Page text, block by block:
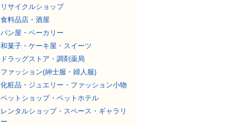
リサイクルショップ
食料品店・酒屋
パン屋・ベーカリー
和菓子・ケーキ屋・スイーツ
ドラッグストア・調剤薬局
ファッション(紳士服・婦人服)
化粧品・ジュエリー・ファッション小物
ペットショップ・ペットホテル
レンタルショップ・スペース・ギャラリ
ー